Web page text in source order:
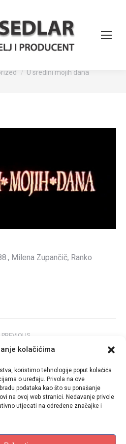
kolačićima
koristimo tehnologije poput kolačića
o uređaju. Privola na ove
podataka kao što su ponašanje
na ovoj web stranici. Nedavanje privole
utjecati na određene značajke i
mojih dana
U sredini mojih dana
Milena Zupančič, Ranko
PREVIOUS
Previous
filmovi
NEXT
Next
post:
filmovi